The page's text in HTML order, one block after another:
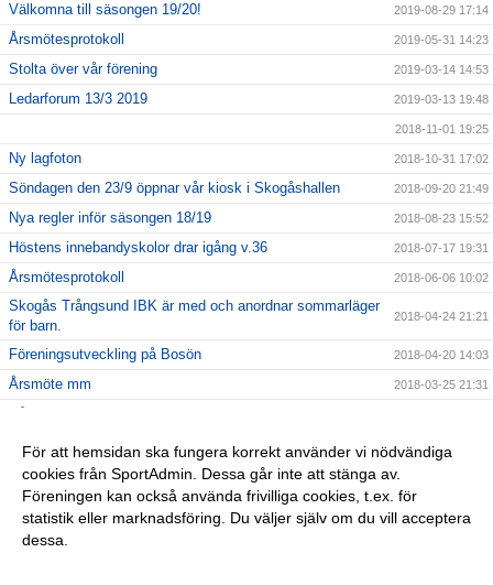
Välkomna till säsongen 19/20! 2019-08-29 17:14
Årsmötesprotokoll 2019-05-31 14:23
Stolta över vår förening 2019-03-14 14:53
Ledarforum 13/3 2019 2019-03-13 19:48
2018-11-01 19:25
Ny lagfoton 2018-10-31 17:02
Söndagen den 23/9 öppnar vår kiosk i Skogåshallen 2018-09-20 21:49
Nya regler inför säsongen 18/19 2018-08-23 15:52
Höstens innebandyskolor drar igång v.36 2018-07-17 19:31
Årsmötesprotokoll 2018-06-06 10:02
Skogås Trångsund IBK är med och anordnar sommarläger
för barn.
2018-04-24 21:21
Föreningsutveckling på Bosön 2018-04-20 14:03
Årsmöte mm 2018-03-25 21:31
Julturneringen ersätts av STIBK-cupen 2018-02-01 21:34
2018-01-14 22:21
Föreningslicens 2017-10-19 17:16
För att hemsidan ska fungera korrekt använder vi nödvändiga
cookies från SportAdmin. Dessa går inte att stänga av.
Föreningen kan också använda frivilliga cookies, t.ex. för
statistik eller marknadsföring. Du väljer själv om du vill acceptera
dessa.